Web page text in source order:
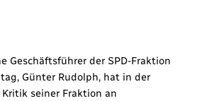
Geschäftsführer der SPD-Fraktion
Günter Rudolph, hat in der
seiner Fraktion an